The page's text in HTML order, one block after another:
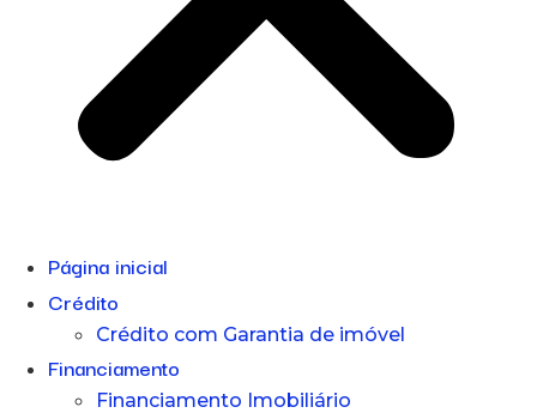
Página inicial
Crédito
Crédito com Garantia de imóvel
Financiamento
Financiamento Imobiliário